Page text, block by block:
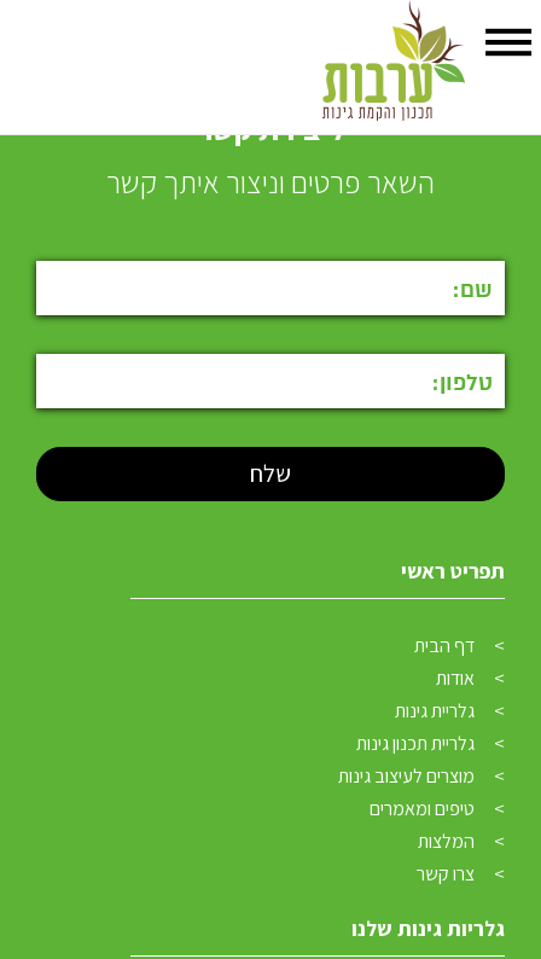
לגינה הבאה:
של שתי משאיות גדולות של חמרה שהוכנסו במריצות בשיא החורף {כל
הכבוד לטל גיא מאור ואדיר} מתאפיינת בצמחיה מגוונת פינת מנגל בעלת
שתי ספסלי שירות, פינת ישיבה מרכזית גדולה., דשא עם אזור משופע לכיוון
היציאה מהסלון בתמונה אלון בן של בעל הבית שעזר בעבודות הגינון.
{פוטוגני משהו משהו}.
ליצירת קשר
השאר פרטים וניצור איתך קשר
תפריט ראשי
דף הבית
אודות
גלריית גינות
גלריית תכנון גינות
מוצרים לעיצוב גינות
טיפים ומאמרים
המלצות
צרו קשר
גלריות גינות שלנו